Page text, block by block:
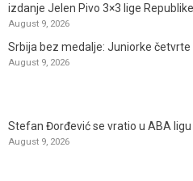
izdanje Jelen Pivo 3×3 lige
August 9, 2026
Srbija bez medalje: Juniorke četvrte
August 9, 2026
Stefan Đorđević se vratio u ABA ligu
August 9, 2026